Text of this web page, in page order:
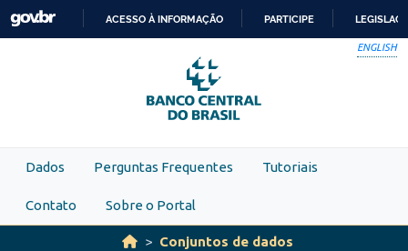
Skip to main content
PARA
O
CONTEÚDO
ACESSO À INFORMAÇÃO PARTICIPE
ENGLISH
Dados Perguntas Frequentes Tutoriais
Contato Sobre o Portal
Conjuntos de dados